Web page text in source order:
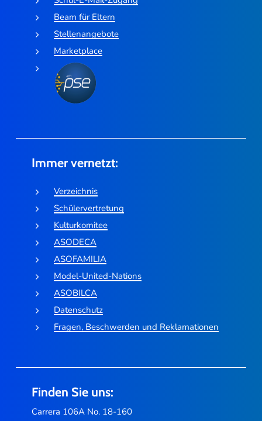
Beam für Eltern
Stellenangebote
Marketplace
Immer vernetzt:
Verzeichnis
Schülervertretung
Kulturkomitee
ASODECA
ASOFAMILIA
Model-United-Nations
ASOBILCA
Datenschutz
Fragen, Beschwerden und Reklamationen
Finden Sie uns:
Carrera 106A No. 18-160